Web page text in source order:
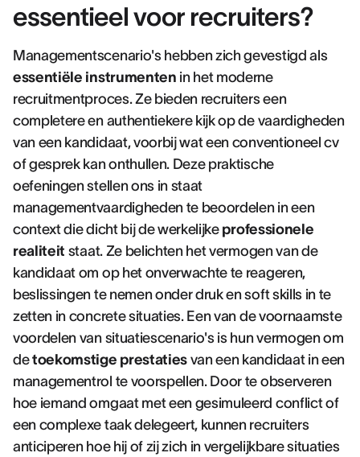
essentieel voor recruiters?
Managementscenario's hebben zich gevestigd als
essentiële instrumenten in het moderne
recruitmentproces. Ze bieden recruiters een
completere en authentiekere kijk op de vaardigheden
van een kandidaat, voorbij wat een conventioneel cv
of gesprek kan onthullen. Deze praktische
oefeningen stellen ons in staat
managementvaardigheden te beoordelen in een
context die dicht bij de werkelijke professionele
realiteit staat. Ze belichten het vermogen van de
kandidaat om op het onverwachte te reageren,
beslissingen te nemen onder druk en soft skills in te
zetten in concrete situaties. Een van de voornaamste
voordelen van situatiescenario's is hun vermogen om
detoekomstige prestaties van een kandidaat in een
managementrol te voorspellen. Door te observeren
hoe iemand omgaat met een gesimuleerd conflict of
een complexe taak delegeert, kunnen recruiters
anticiperen hoe hij of zij zich in vergelijkbare situaties